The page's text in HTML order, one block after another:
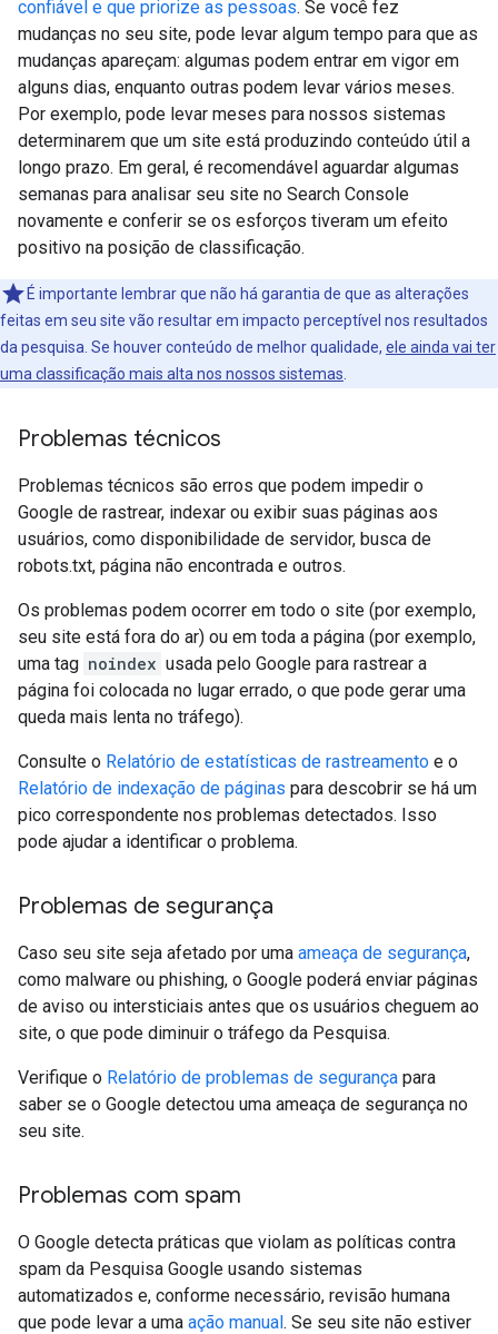
confiável e que priorize as pessoas. Se você fez
mudanças no seu site, pode levar algum tempo para que as
mudanças apareçam: algumas podem entrar em vigor em
alguns dias, enquanto outras podem levar vários meses.
Por exemplo, pode levar meses para nossos sistemas
determinarem que um site está produzindo conteúdo útil a
longo prazo. Em geral, é recomendável aguardar algumas
semanas para analisar seu site no Search Console
novamente e conferir se os esforços tiveram um efeito
positivo na posição de classificação.
É importante lembrar que não há garantia de que as alterações
feitas em seu site vão resultar em impacto perceptível nos resultados
da pesquisa. Se houver conteúdo de melhor qualidade, ele ainda vai ter
uma classificação mais alta nos nossos sistemas
Problemas técnicos
Problemas técnicos são erros que podem impedir o
Google de rastrear, indexar ou exibir suas páginas aos
usuários, como disponibilidade de servidor, busca de
robots.txt, página não encontrada e outros.
Os problemas podem ocorrer em todo o site (por exemplo,
seu site está fora do ar) ou em toda a página (por exemplo,
uma tag noindex usada pelo Google para rastrear a
página foi colocada no lugar errado, o que pode gerar uma
queda mais lenta no tráfego).
Consulte o Relatório de estatísticas de rastreamento e o
Relatório de indexação de páginas para descobrir se há um
pico correspondente nos problemas detectados. Isso
pode ajudar a identificar o problema.
Problemas de segurança
Caso seu site seja afetado por uma ameaça de segurança,
como malware ou phishing, o Google poderá enviar páginas
de aviso ou intersticiais antes que os usuários cheguem ao
site, o que pode diminuir o tráfego da Pesquisa.
Verifique o Relatório de problemas de segurança para
saber se o Google detectou uma ameaça de segurança no
seu site.
Problemas com spam
O Google detecta práticas que violam as políticas contra
spam da Pesquisa Google usando sistemas
automatizados e, conforme necessário, revisão humana
que pode levar a uma ação manual. Se seu site não estiver